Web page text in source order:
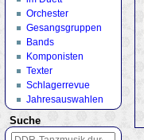
Orchester
Gesangsgruppen
Bands
Komponisten
Texter
Schlagerrevue
Jahresauswahlen
Suche